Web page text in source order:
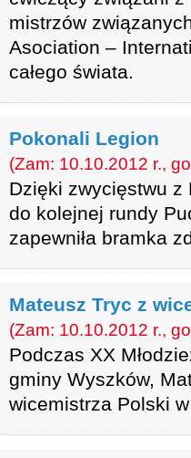
mistrzów
Asociation –
całego świata.
Pokonali Legion
(Zam: 10.10.2012 r.,
Dzięki zwycięstwu z
do kolejnej rundy
zapewniła bramka
Mateusz Tryc z
(Zam: 10.10.2012 r.,
Podczas XX
gminy Wyszków,
wicemistrza Polski